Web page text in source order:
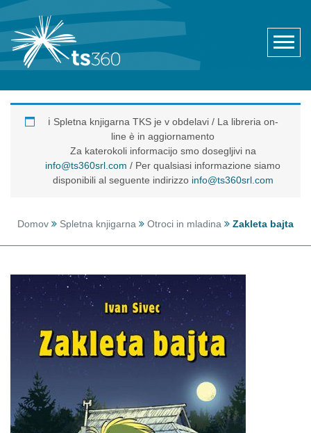
ℹ️ Spletna knjigarna TKS je v obdelavi / La libreria on-
line è in aggiornamento
Za katerokoli informacijo smo dosegljivi na
info@ts360srl.com / Per qualsiasi informazione siamo
disponibili al seguente indirizzo info@ts360srl.com
Domov Spletna knjigarna Otroci in mladina Zakleta bajta